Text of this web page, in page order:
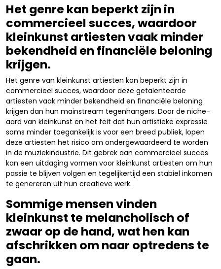
Het genre kan beperkt zijn in
commercieel succes, waardoor
kleinkunst artiesten vaak minder
bekendheid en financiële beloning
krijgen.
Het genre van kleinkunst artiesten kan beperkt zijn in
commercieel succes, waardoor deze getalenteerde
artiesten vaak minder bekendheid en financiële beloning
krijgen dan hun mainstream tegenhangers. Door de niche-
aard van kleinkunst en het feit dat hun artistieke expressie
soms minder toegankelijk is voor een breed publiek, lopen
deze artiesten het risico om ondergewaardeerd te worden
in de muziekindustrie. Dit gebrek aan commercieel succes
kan een uitdaging vormen voor kleinkunst artiesten om hun
passie te blijven volgen en tegelijkertijd een stabiel inkomen
te genereren uit hun creatieve werk.
Sommige mensen vinden
kleinkunst te melancholisch of
zwaar op de hand, wat hen kan
afschrikken om naar optredens te
gaan.